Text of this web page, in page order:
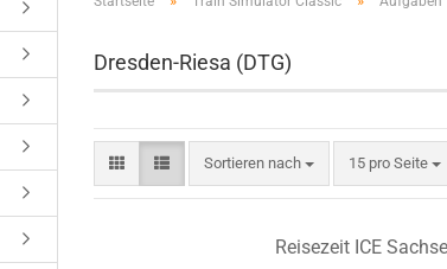
Dresden-Riesa (DTG)
Sortieren nach 15 pro Seite
Reisezeit ICE